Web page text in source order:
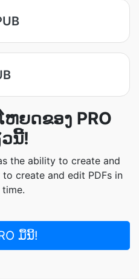
ຍດຂອງ PRO
ນີ້!
the ability to create and
create and edit PDFs in
time.
ມື້ນີ້!